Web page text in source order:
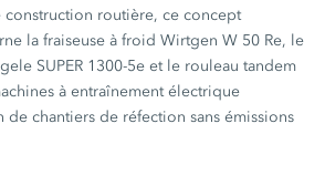
construction routière, ce concept
la fraiseuse à froid Wirtgen W 50 Re, le
SUPER 1300-5e et le rouleau tandem
à entraînement électrique
de chantiers de réfection sans émissions